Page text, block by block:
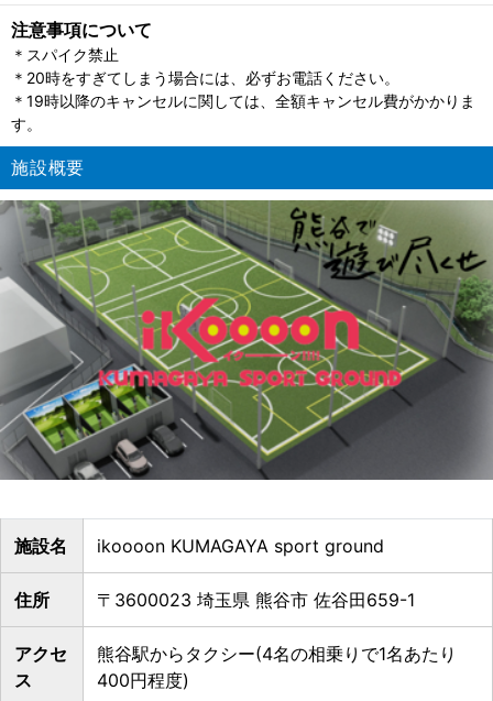
注意事項について
＊スパイク禁止
＊20時をすぎてしまう場合には、必ずお電話ください。
＊19時以降のキャンセルに関しては、全額キャンセル費がかかりま
す。
施設概要
施設名 ikoooon KUMAGAYA sport ground
住所 〒3600023 埼玉県 熊谷市 佐谷田659-1
アクセ
ス
熊谷駅からタクシー(4名の相乗りで1名あたり
400円程度)